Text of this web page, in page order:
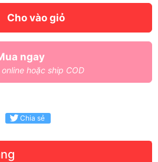
Cho vào giỏ
ngay
hoặc ship COD
Chia sẻ